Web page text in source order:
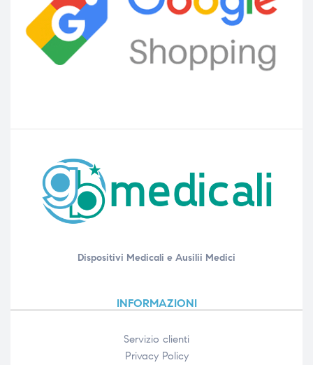
Dispositivi Medicali e Ausilii Medici
INFORMAZIONI
Servizio clienti
Privacy Policy